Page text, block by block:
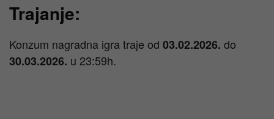
Trajanje:
Konzum nagradna igra traje od 03.02.2026. do
30.03.2026. u 23:59h.